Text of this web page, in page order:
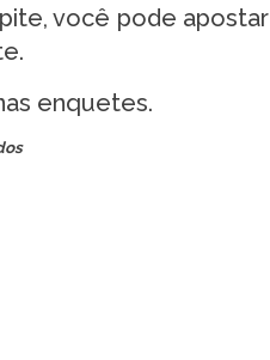
você pode apostar
enquetes.